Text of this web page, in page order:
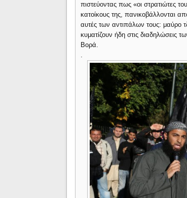
πιστεύοντας πως «οι στρατιώτες
κατοίκους της, πανικοβάλλονται
αυτές των αντιπάλων τους: μαύρο
κυματίζουν ήδη στις διαδηλώσεις
Βορά.
.